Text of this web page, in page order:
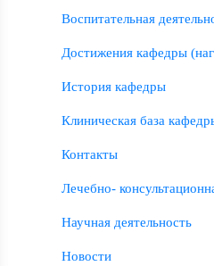
Воспитательная
Достижения кафедры
История кафедры
Клиническая база
Контакты
Лечебно-
Научная деятельность
Новости